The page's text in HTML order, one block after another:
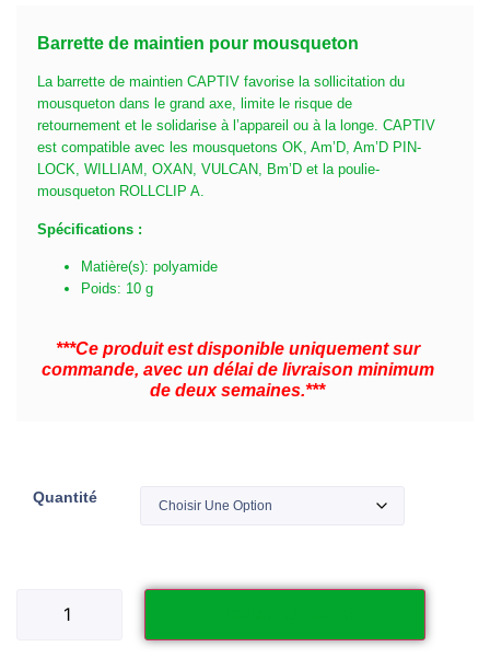
Barrette de maintien pour mousqueton
La barrette de maintien CAPTIV favorise la sollicitation du
mousqueton dans le grand axe, limite le risque de
retournement et le solidarise à l’appareil ou à la longe. CAPTIV
est compatible avec les mousquetons OK, Am’D, Am’D PIN-
LOCK, WILLIAM, OXAN, VULCAN, Bm’D et la poulie-
mousqueton ROLLCLIP A.
Spécifications :
Matière(s): polyamide
Poids: 10 g
***Ce produit est disponible uniquement sur
commande, avec un délai de livraison minimum
de deux semaines.***
Quantité